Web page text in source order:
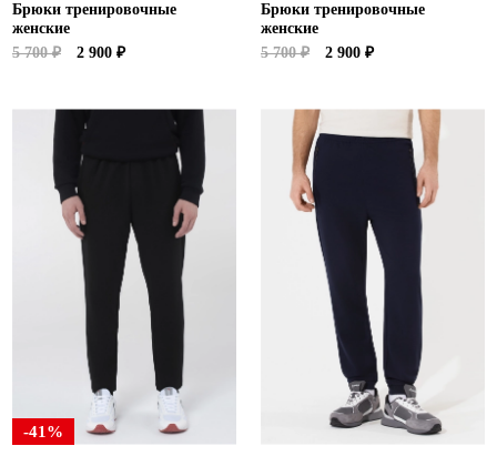
Брюки тренировочные
женские
5 700 ₽
2 900 ₽
Брюки тренировочные
женские
5 700 ₽
2 900 ₽
-41%